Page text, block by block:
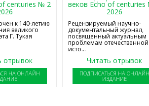
centuries № 2
к 140-летию
великого
Г. Тукая
отрывок
НА ОНЛАЙН
веков Echo of
2026
Рецензируемый научно-
документальный журнал,
посвященный актуальным
проблемам отечественной
исто...
Читать отрывок
ПОДПИСАТЬСЯ НА
ИЗДАНИЕ